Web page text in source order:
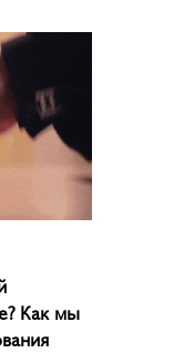
Как мы